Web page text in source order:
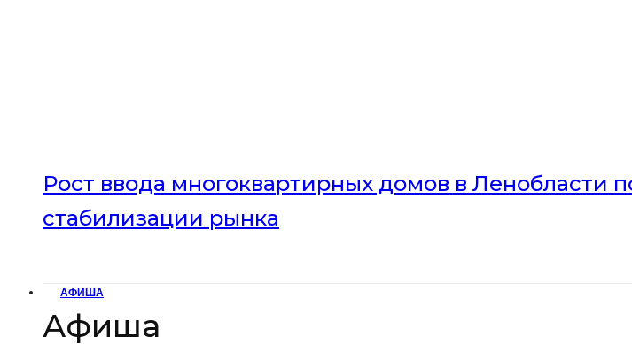
Рост ввода многоквартирных домов в Ленобласти
стабилизации рынка
АФИША
Афиша